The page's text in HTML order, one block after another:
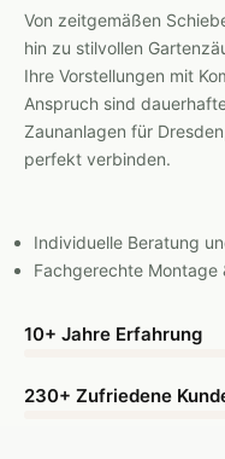
Von zeitgemäßen
hin zu stilvollen
Ihre Vorstellungen mit
Anspruch sind
Zaunanlagen für
perfekt verbinden.
Individuelle Beratung
Fachgerechte Montage
10+ Jahre Erfahrung
230+ Zufriedene